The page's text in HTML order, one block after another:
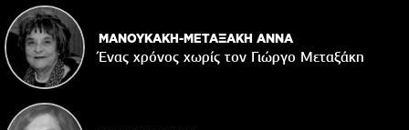
ΜΑΝΟΥΚΑΚΗ-ΜΕΤΑΞΑΚΗ ΑΝΝΑ
Ένας χρόνος χωρίς τον Γιώργο Μεταξάκη